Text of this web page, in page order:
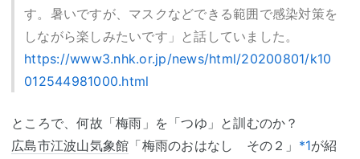
す。暑いですが、マスクなどできる範囲で感染対策を
しながら楽しみたいです」と話していました。
https://www3.nhk.or.jp/news/html/20200801/k10
012544981000.html
ところで、何故「梅雨」を「つゆ」と訓むのか？
広島市江波山気象館 「梅雨のおはなし その２」 *1が紹